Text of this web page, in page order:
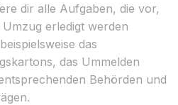
dir alle Aufgaben, die vor,
erledigt werden
das
das Ummelden
Behörden und